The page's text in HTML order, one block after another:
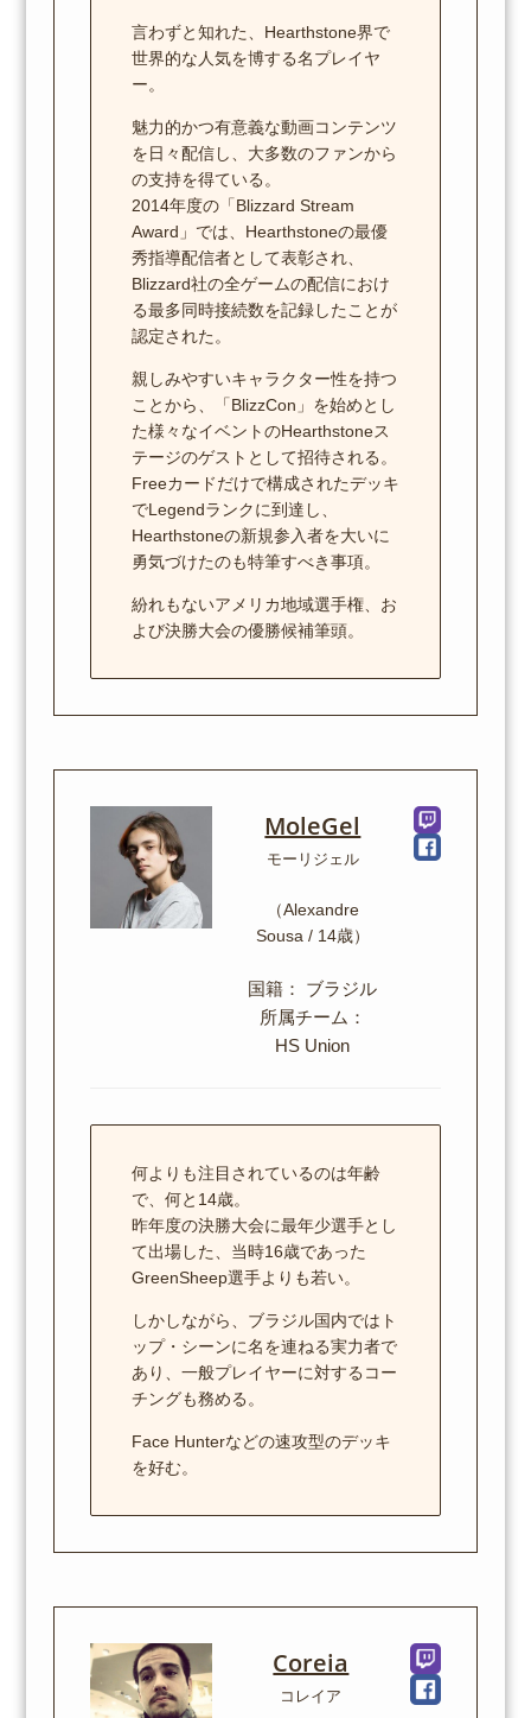
言わずと知れた、Hearthstone界で
世界的な人気を博する名プレイヤ
ー。
魅力的かつ有意義な動画コンテンツ
を日々配信し、大多数のファンから
の支持を得ている。
2014年度の「Blizzard Stream
Award」では、Hearthstoneの最優
秀指導配信者として表彰され、
Blizzard社の全ゲームの配信におけ
る最多同時接続数を記録したことが
認定された。
親しみやすいキャラクター性を持つ
ことから、「BlizzCon」を始めとし
た様々なイベントのHearthstoneス
テージのゲストとして招待される。
Freeカードだけで構成されたデッキ
でLegendランクに到達し、
Hearthstoneの新規参入者を大いに
勇気づけたのも特筆すべき事項。
紛れもないアメリカ地域選手権、お
よび決勝大会の優勝候補筆頭。
MoleGel
モーリジェル
（Alexandre
Sousa / 14歳）
国籍： ブラジル
所属チーム：
HS Union
何よりも注目されているのは年齢
で、何と14歳。
昨年度の決勝大会に最年少選手とし
て出場した、当時16歳であった
GreenSheep選手よりも若い。
しかしながら、ブラジル国内ではト
ップ・シーンに名を連ねる実力者で
あり、一般プレイヤーに対するコー
チングも務める。
Face Hunterなどの速攻型のデッキ
を好む。
Coreia
コレイア